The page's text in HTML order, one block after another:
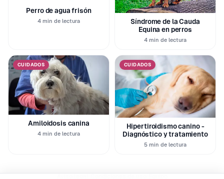
Perro de agua frisón
4 min de lectura
Síndrome de la Cauda
Equina en perros
4 min de lectura
CUIDADOS
Amiloidosis canina
4 min de lectura
CUIDADOS
Hipertiroidismo canino -
Diagnóstico y tratamiento
5 min de lectura